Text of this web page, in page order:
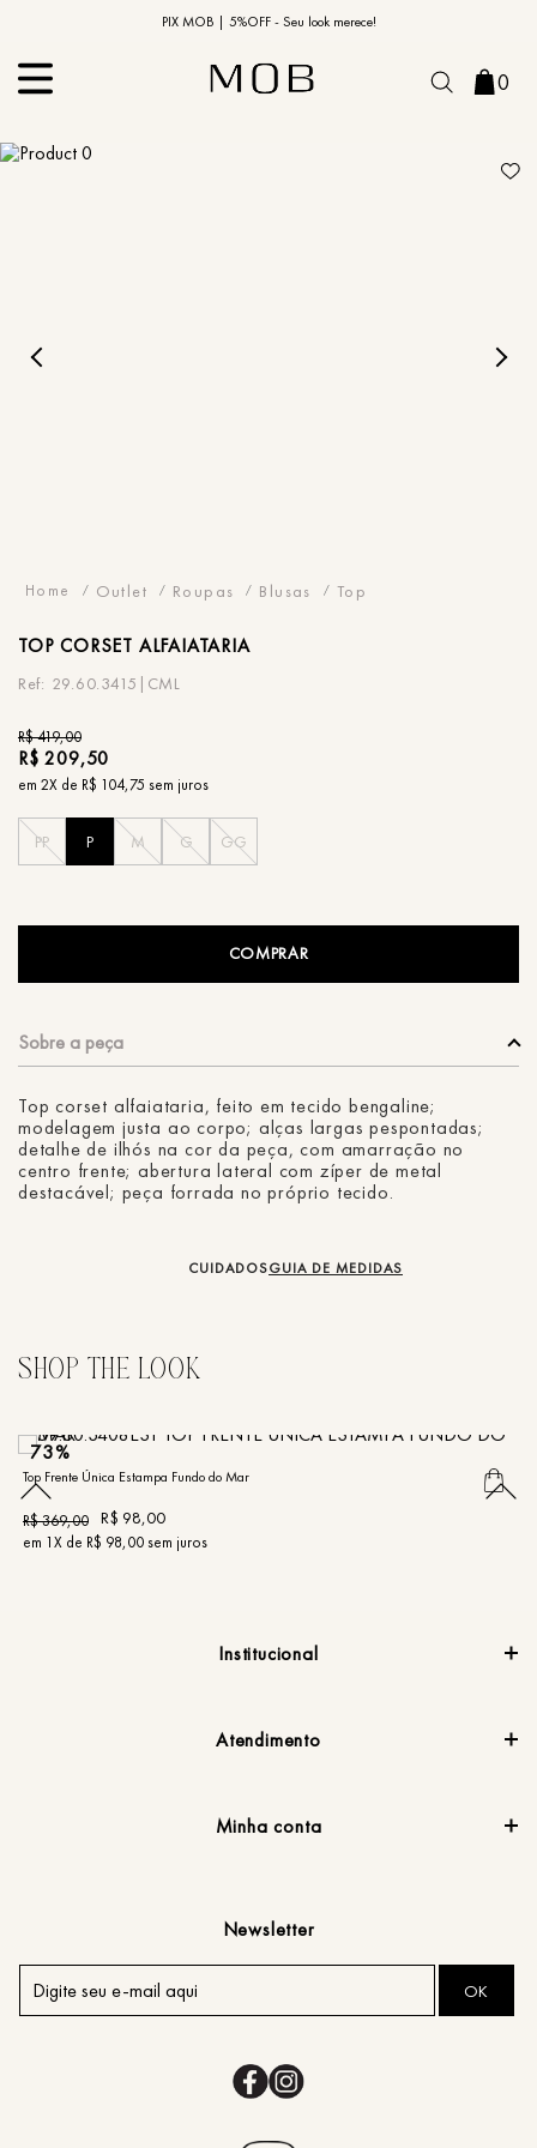
PIX MOB | 5%OFF - Seu look merece!
10% OFF na primeira compra | Cupom: BEMVINDO10*
0
Outlet Roupas Blusas Top
TOP CORSET ALFAIATARIA
29.60.3415|CML
R$419,00
R$ 209,50
em 2X de R$ 104,75 sem juros
PP P M G GG
COMPRAR
Top corset alfaiataria, feito em tecido bengaline;
modelagem justa ao corpo; alças largas pespontadas;
detalhe de ilhós na cor da peça, com amarração no
centro frente; abertura lateral com zíper de metal
destacável; peça forrada no próprio tecido.
CUIDADOSGUIA DE MEDIDAS
73%
Top Frente Única Estampa Fundo do Mar
R$369,00 R$ 98,00
em 1X de R$ 98,00sem juros
Institucional
Atendimento
Minha conta
Newsletter
OK